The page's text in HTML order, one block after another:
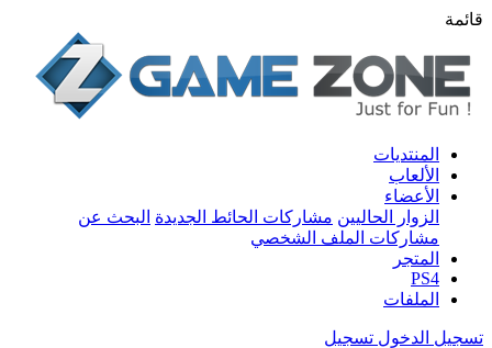
قائمة
المنتديات
الألعاب
الأعضاء
الزوار الحاليين مشاركات الحائط الجديدة البحث عن
مشاركات الملف الشخصي
المتجر
PS4
الملفات
تسجيل الدخول تسجيل